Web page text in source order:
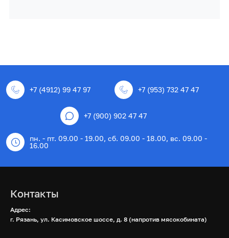
+7 (4912) 99 47 97 +7 (953) 732 47 47
+7 (900) 902 47 47
пн. - пт. 09.00 - 19.00, сб. 09.00 - 18.00, вс. 09.00 -
16.00
Контакты
Адрес:
г. Рязань, ул. Касимовское шоссе, д. 8 (напротив мясокобината)